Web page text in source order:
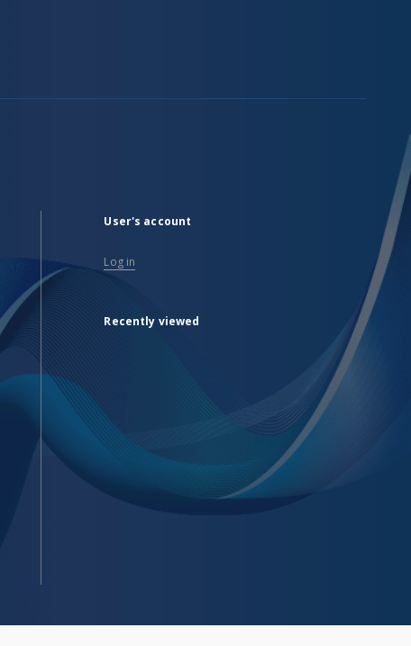
User's account
Log in
Recently viewed